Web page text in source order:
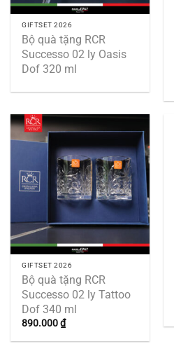
GIFTSET 2026
Bộ quà tặng RCR
Successo 02 ly Oasis
Dof 320 ml
GIFTSET 2026
Bộ quà tặng RCR
Successo 02 ly Tattoo
Dof 340 ml
890.000₫